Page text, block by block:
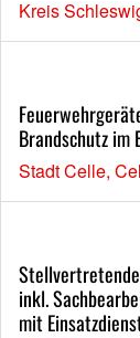
Kreis
Brandschutz
Stadt Celle,
inkl.
mit